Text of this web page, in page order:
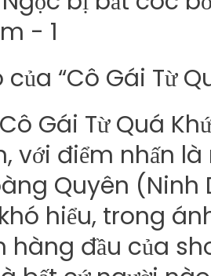
“Cô Gái Từ
Gái Từ Quá
với điểm nhấn
Quyên (Ninh
hiểu, trong
hàng đầu của